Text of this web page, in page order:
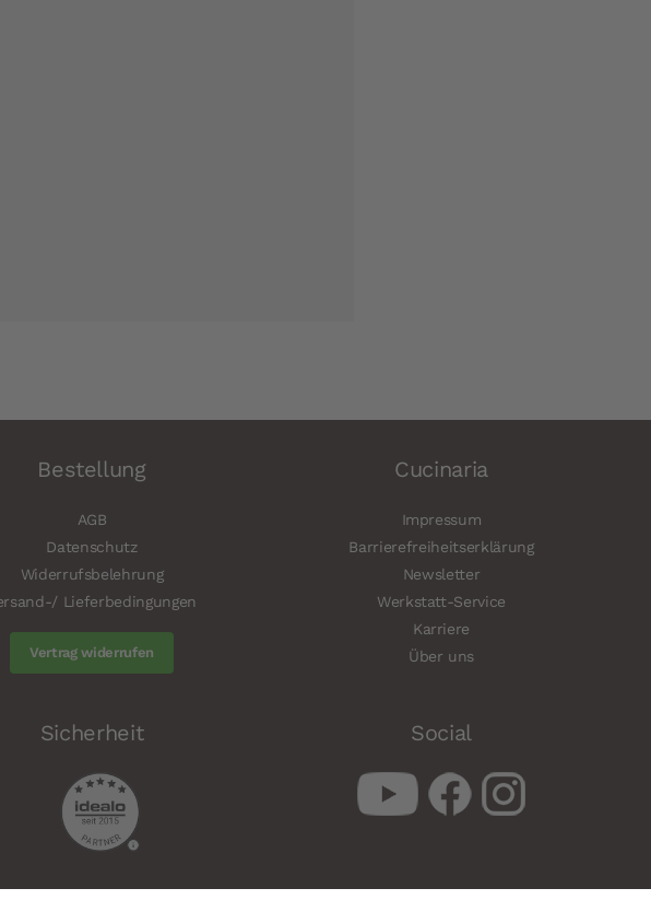
Bestellung
AGB
Datenschutz
Widerrufsbelehrung
Lieferbedingungen
Vertrag widerrufen
Cucinaria
Impressum
Barrierefreiheitserklärung
Newsletter
Werkstatt-Service
Karriere
Über uns
Sicherheit Social